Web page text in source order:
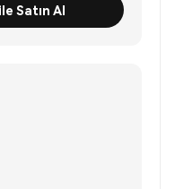
Satın Al